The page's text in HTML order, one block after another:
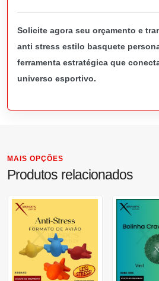
Solicite agora seu orçamento e
anti stress estilo basquete
ferramenta estratégica que
universo esportivo.
MAIS OPÇÕES
Produtos relacionados